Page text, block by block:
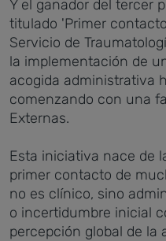
Y el ganador del tercer
titulado 'Primer
Servicio de
la implementación de
acogida administrativa
comenzando con una
Externas.
Esta iniciativa nace de
primer contacto de
no es clínico, sino
o incertidumbre inicial
percepción global de la